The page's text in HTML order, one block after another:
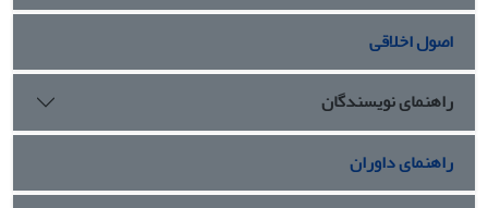
اصول اخلاقی
راهنمای نویسندگان
راهنمای داوران